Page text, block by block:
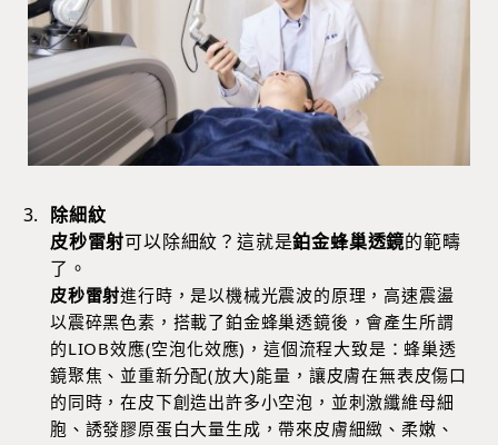
除細紋
皮秒雷射可以除細紋？這就是鉑金蜂巢透鏡的範疇
了。
皮秒雷射進行時，是以機械光震波的原理，高速震盪
以震碎黑色素，搭載了鉑金蜂巢透鏡後，會產生所謂
的LIOB效應(空泡化效應)，這個流程大致是：蜂巢透
鏡聚焦、並重新分配(放大)能量，讓皮膚在無表皮傷口
的同時，在皮下創造出許多小空泡，並刺激纖維母細
胞、誘發膠原蛋白大量生成，帶來皮膚細緻、柔嫩、